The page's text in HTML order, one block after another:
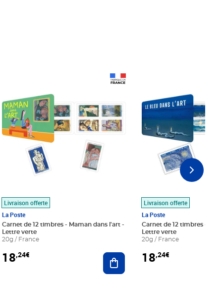
au panier
Livraison offerte
La Poste
Carnet de 12 timbres - Maman dans l'art -
Lettre verte
20g / France
18,24€ Ajouter au panier
Livraison offerte
La Poste
Carnet de 12 timbres - Le
Lettre verte
20g / France
18,24€